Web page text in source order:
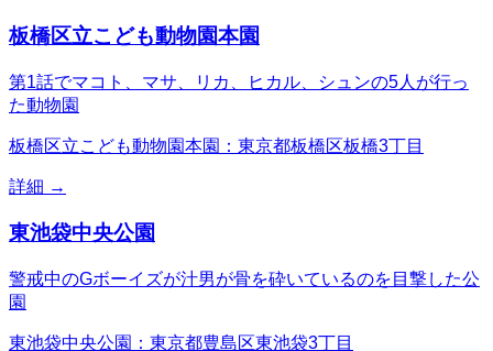
板橋区立こども動物園本園
第1話でマコト、マサ、リカ、ヒカル、シュンの5人が行っ
た動物園
板橋区立こども動物園本園：東京都板橋区板橋3丁目
詳細 →
東池袋中央公園
警戒中のGボーイズが汁男が骨を砕いているのを目撃した公
園
東池袋中央公園：東京都豊島区東池袋3丁目